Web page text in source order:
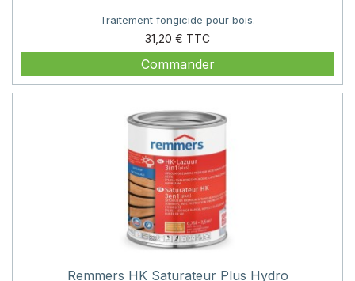
Traitement fongicide pour bois.
31,20 €
Prix
Commander
Remmers HK Saturateur Plus Hydro